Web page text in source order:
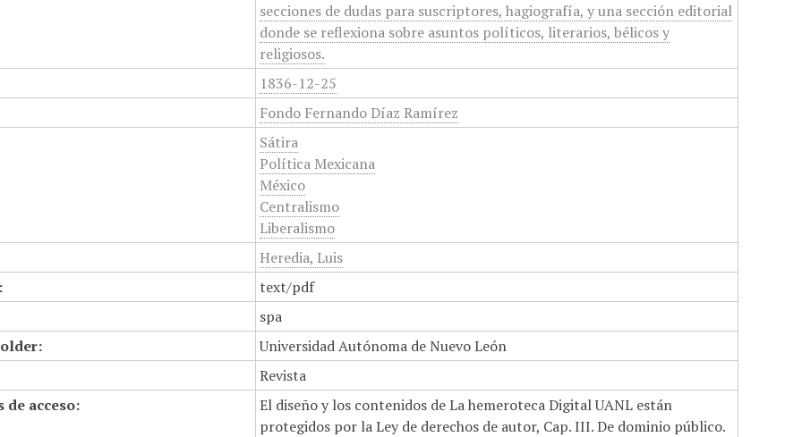
secciones de dudas para suscriptores, hagiografía, y una sección editorial
donde se reflexiona sobre asuntos políticos, literarios, bélicos y
religiosos.
1836-12-25
Fondo Fernando Díaz Ramírez
Sátira
Política Mexicana
México
Centralismo
Liberalismo
Heredia, Luis
text/pdf
spa
Universidad Autónoma de Nuevo León
Revista
de acceso:
El diseño y los contenidos de La hemeroteca Digital UANL están
protegidos por la Ley de derechos de autor, Cap. III. De dominio público.